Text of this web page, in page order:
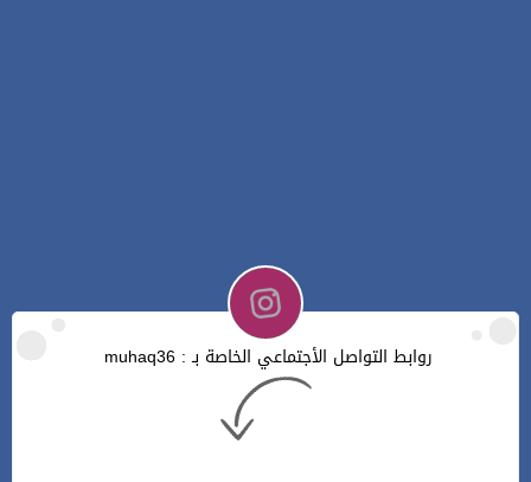
روابط التواصل الأجتماعي الخاصة بـ : muhaq36